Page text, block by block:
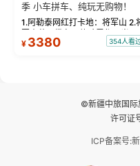
季 小车拼车、纯玩无购物！
1.阿勒泰网红打卡地：将军山 2.
军山落日缆车，体验雪都风光 3.
将军山，夕阳派对，蹦迪party
¥ 3380 354人看
©新疆中旅国际
许可证
ICP备案号: